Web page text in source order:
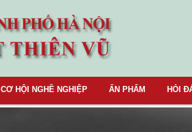
CƠ HỘI NGHỀ NGHIỆP ẤN PHẨM HỎI